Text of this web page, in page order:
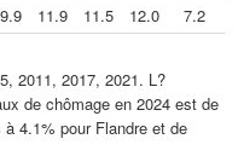
9.9 11.9 11.5 12.0 7.2
2011, 2017, 2021. L?
de chômage en 2024 est de
4.1% pour Flandre et de